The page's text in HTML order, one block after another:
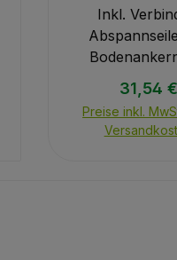
Inkl.
Errichtung
Lieferumfang
31,54 €
Preise inkl.